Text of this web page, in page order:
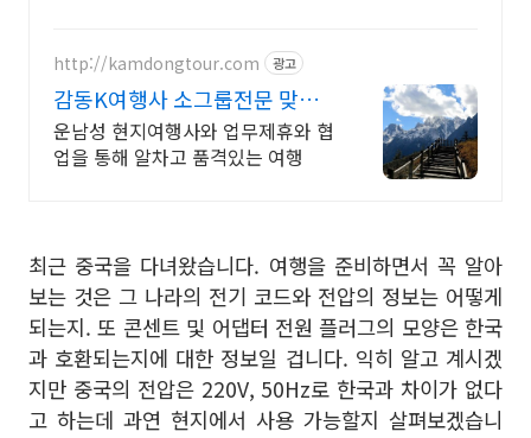
http://kamdongtour.com 광고
감동K여행사 소그룹전문 맞춤
여행 및 패키지여행
운남성 현지여행사와 업무제휴와 협
업을 통해 알차고 품격있는 여행
최근 중국을 다녀왔습니다. 여행을 준비하면서 꼭 알아
보는 것은 그 나라의 전기 코드와 전압의 정보는 어떻게
되는지. 또 콘센트 및 어댑터 전원 플러그의 모양은 한국
과 호환되는지에 대한 정보일 겁니다. 익히 알고 계시겠
지만 중국의 전압은 220V, 50Hz로 한국과 차이가 없다
고 하는데 과연 현지에서 사용 가능할지 살펴보겠습니